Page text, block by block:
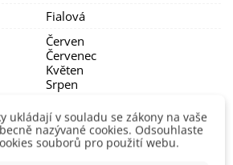
Fialová
Červen
Červenec
Květen
Srpen
Venku
Ne
ukládají v souladu se zákony na vaše
nazývané cookies. Odsouhlaste
souborů pro použití webu.